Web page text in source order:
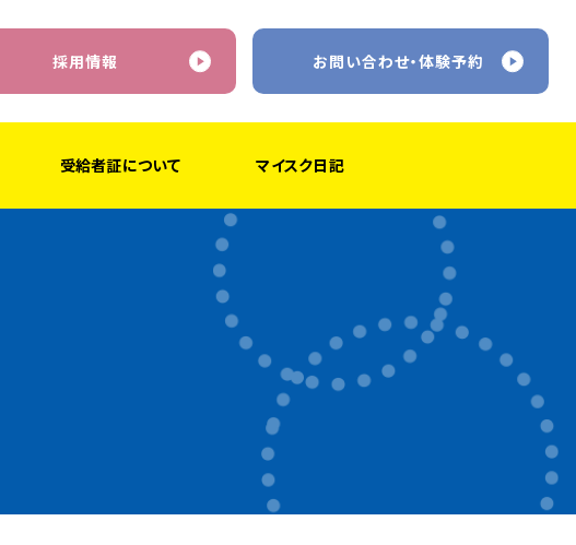
採用情報 お問い合わせ・体験予約
受給者証について マイスク日記